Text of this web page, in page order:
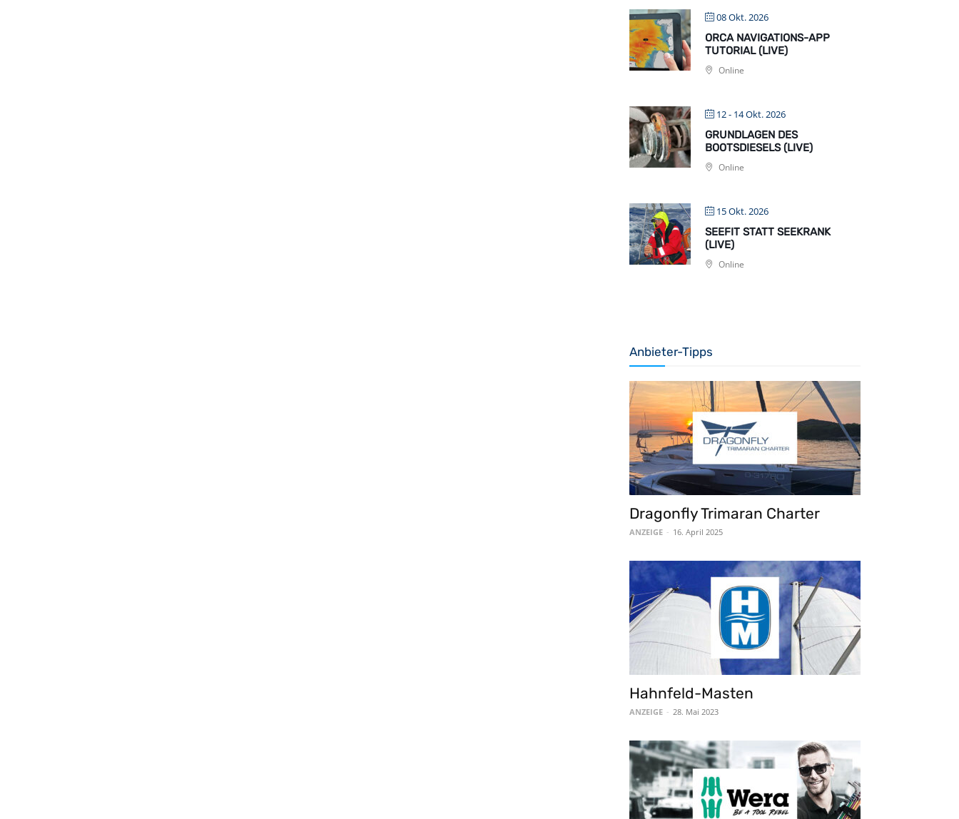
08 Okt. 2026
ORCA NAVIGATIONS-APP
TUTORIAL (LIVE)
Online
12 - 14 Okt. 2026
GRUNDLAGEN DES
BOOTSDIESELS (LIVE)
Online
15 Okt. 2026
SEEFIT STATT SEEKRANK
(LIVE)
Online
Anbieter-Tipps
Dragonfly Trimaran Charter
ANZEIGE - 16. April 2025
Hahnfeld-Masten
ANZEIGE - 28. Mai 2023